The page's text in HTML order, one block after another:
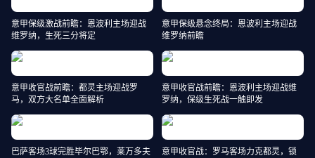
意甲保级激战前瞻：恩波利主场迎战
维罗纳，生死三分将定
意甲保级悬念终局：恩波利主场迎战
维罗纳前瞻
意甲收官战前瞻：都灵主场迎战罗
马，双方大名单全面解析
意甲收官战前瞻：恩波利主场迎战维
罗纳，保级生死战一触即发
巴萨客场3球完胜毕尔巴鄂，莱万多夫
意甲收官战：罗马客场力克都灵，锁